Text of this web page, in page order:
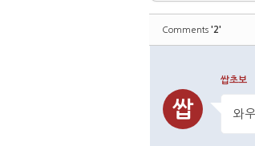
Comments '2'
쌉
쌉초보
와